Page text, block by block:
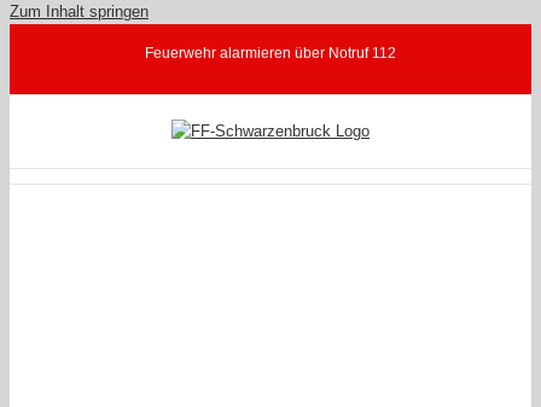
Zum Inhalt springen
Feuerwehr alarmieren über Notruf 112